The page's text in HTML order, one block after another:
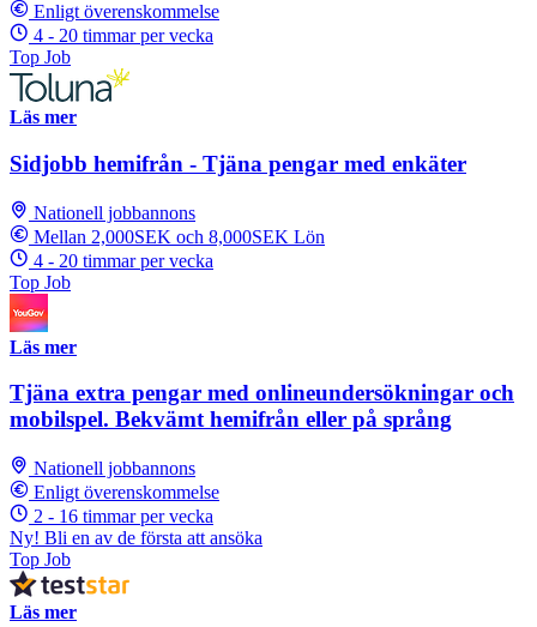
Enligt överenskommelse
4 - 20 timmar per vecka
Top Job
Läs mer
Sidjobb hemifrån - Tjäna pengar med enkäter
Nationell jobbannons
Mellan 2,000SEK och 8,000SEK Lön
4 - 20 timmar per vecka
Top Job
Läs mer
Tjäna extra pengar med onlineundersökningar och
mobilspel. Bekvämt hemifrån eller på språng
Nationell jobbannons
Enligt överenskommelse
2 - 16 timmar per vecka
Ny! Bli en av de första att ansöka
Top Job
Läs mer